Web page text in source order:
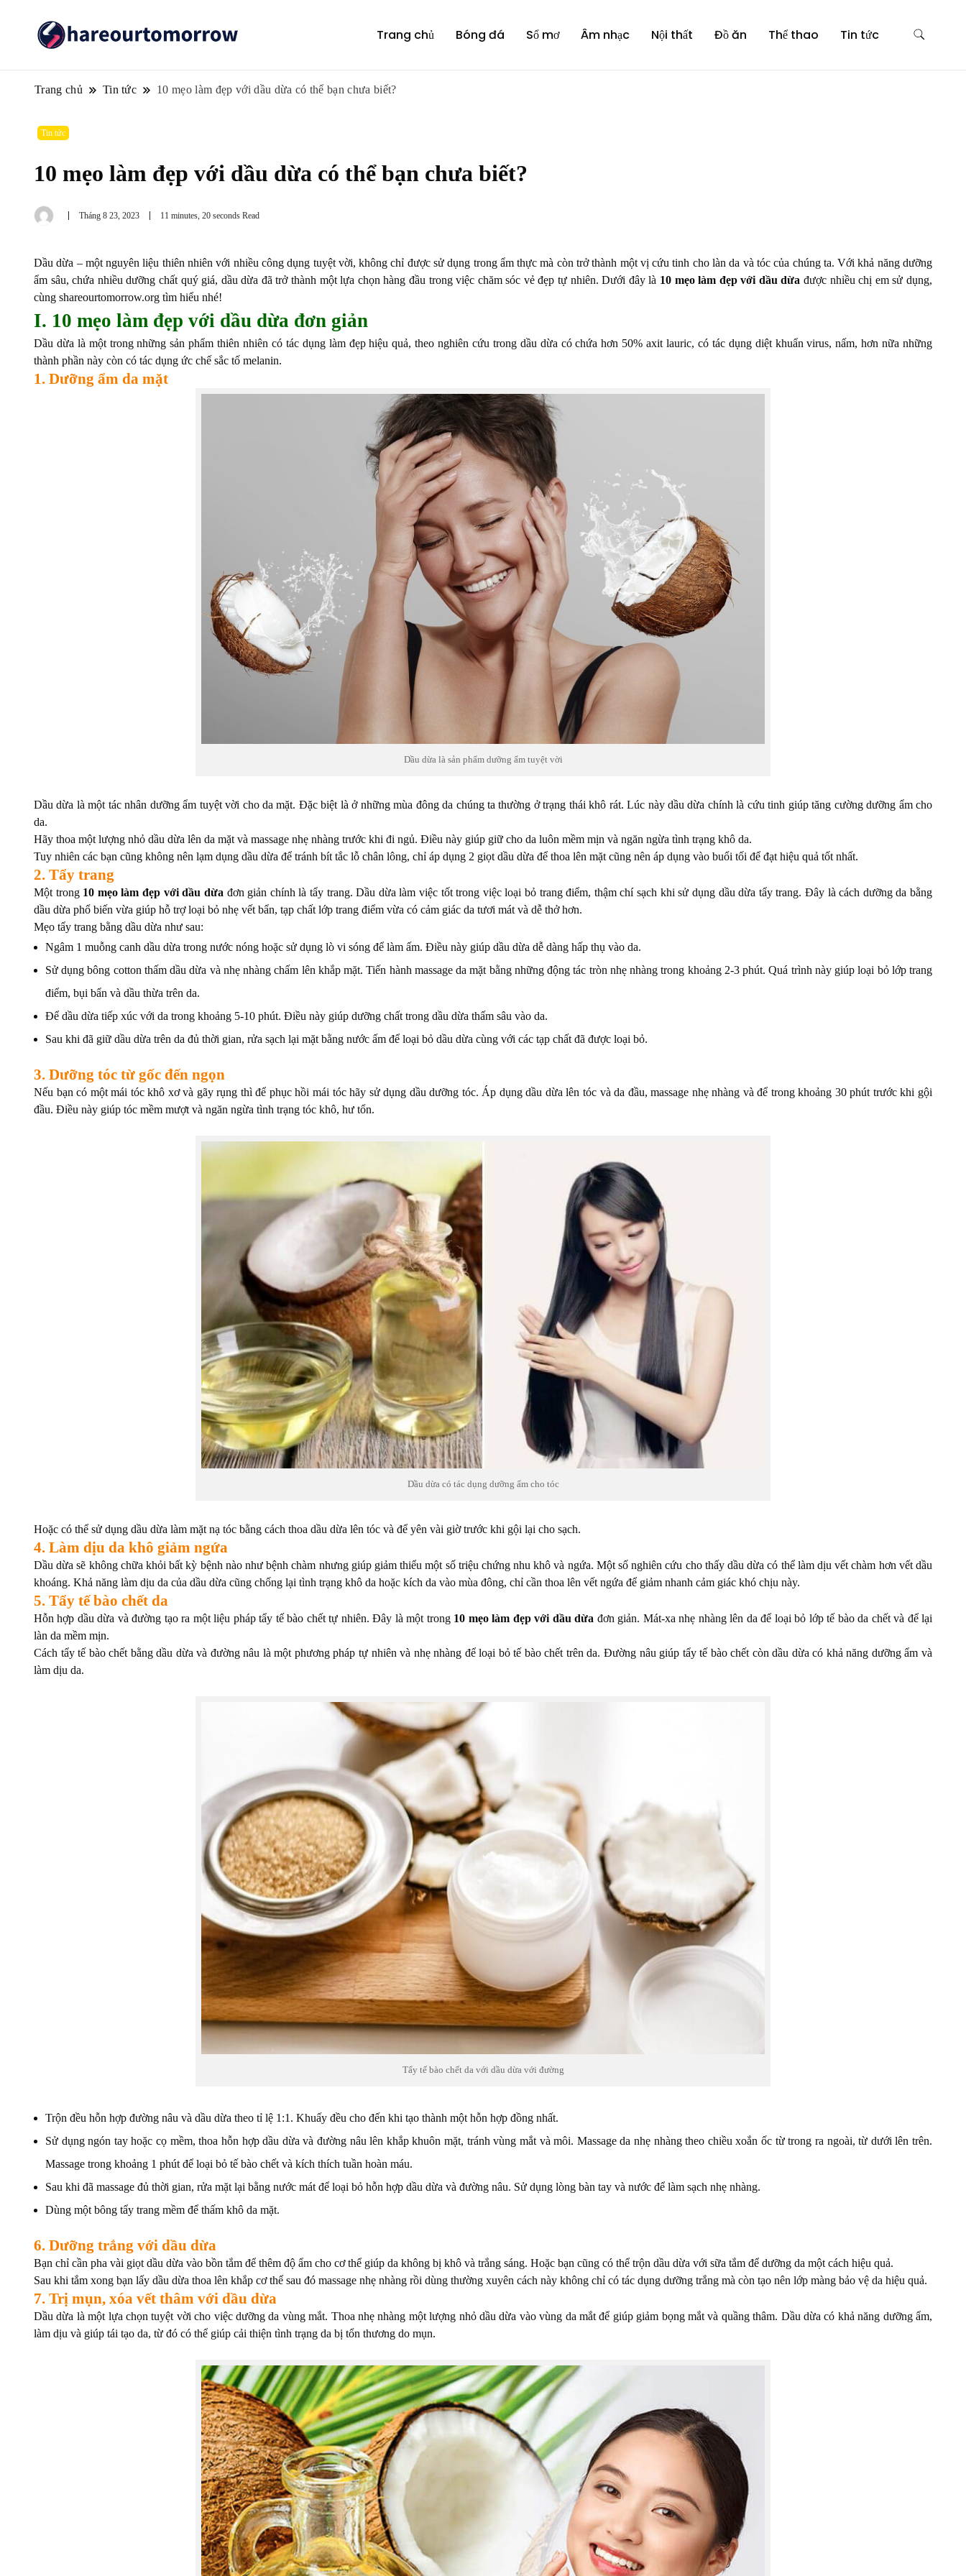
Trang chủ Bóng đá Sổ mơ Âm nhạc Nội thất Đồ ăn Thể thao Tin tức
Trang chủ Tin tức 10 mẹo làm đẹp với dầu dừa có thể bạn chưa biết?
Tin tức
10 mẹo làm đẹp với dầu dừa có thể bạn chưa biết?
Tháng 8 23, 2023 11 minutes, 20 seconds Read
Dầu dừa – một nguyên liệu thiên nhiên với nhiều công dụng tuyệt vời, không chỉ được sử dụng trong ẩm thực mà còn trở thành một vị cứu tinh cho làn da và tóc của chúng ta. Với khả năng dưỡng
ẩm sâu, chứa nhiều dưỡng chất quý giá, dầu dừa đã trở thành một lựa chọn hàng đầu trong việc chăm sóc vẻ đẹp tự nhiên. Dưới đây là 10 mẹo làm đẹp với dầu dừađược nhiều chị em sử dụng,
cùng shareourtomorrow.org tìm hiểu nhé!
I. 10 mẹo làm đẹp với dầu dừa đơn giản
Dầu dừa là một trong những sản phẩm thiên nhiên có tác dụng làm đẹp hiệu quả, theo nghiên cứu trong dầu dừa có chứa hơn 50% axit lauric, có tác dụng diệt khuẩn virus, nấm, hơn nữa những
thành phần này còn có tác dụng ức chế sắc tố melanin.
1. Dưỡng ẩm da mặt
Dầu dừa là sản phẩm dưỡng ẩm tuyệt vời
Dầu dừa là một tác nhân dưỡng ẩm tuyệt vời cho da mặt. Đặc biệt là ở những mùa đông da chúng ta thường ở trạng thái khô rát. Lúc này dầu dừa chính là cứu tinh giúp tăng cường dưỡng ẩm cho
da.
Hãy thoa một lượng nhỏ dầu dừa lên da mặt và massage nhẹ nhàng trước khi đi ngủ. Điều này giúp giữ cho da luôn mềm mịn và ngăn ngừa tình trạng khô da.
Tuy nhiên các bạn cũng không nên lạm dụng dầu dừa để tránh bít tắc lỗ chân lông, chỉ áp dụng 2 giọt dầu dừa để thoa lên mặt cũng nên áp dụng vào buổi tối để đạt hiệu quả tốt nhất.
2. Tẩy trang
Một trong10 mẹo làm đẹp với dầu dừa đơn giản chính là tẩy trang. Dầu dừa làm việc tốt trong việc loại bỏ trang điểm, thậm chí sạch khi sử dụng dầu dừa tẩy trang. Đây là cách dưỡng da bằng
dầu dừa phổ biến vừa giúp hỗ trợ loại bỏ nhẹ vết bẩn, tạp chất lớp trang điểm vừa có cảm giác da tươi mát và dễ thở hơn.
Mẹo tẩy trang bằng dầu dừa như sau:
Ngâm 1 muỗng canh dầu dừa trong nước nóng hoặc sử dụng lò vi sóng để làm ấm. Điều này giúp dầu dừa dễ dàng hấp thụ vào da.
Sử dụng bông cotton thấm dầu dừa và nhẹ nhàng chấm lên khắp mặt. Tiến hành massage da mặt bằng những động tác tròn nhẹ nhàng trong khoảng 2-3 phút. Quá trình này giúp loại bỏ lớp trang
điểm, bụi bẩn và dầu thừa trên da.
Để dầu dừa tiếp xúc với da trong khoảng 5-10 phút. Điều này giúp dưỡng chất trong dầu dừa thấm sâu vào da.
Sau khi đã giữ dầu dừa trên da đủ thời gian, rửa sạch lại mặt bằng nước ấm để loại bỏ dầu dừa cùng với các tạp chất đã được loại bỏ.
3. Dưỡng tóc từ gốc đến ngọn
Nếu bạn có một mái tóc khô xơ và gãy rụng thì để phục hồi mái tóc hãy sử dụng dầu dưỡng tóc. Áp dụng dầu dừa lên tóc và da đầu, massage nhẹ nhàng và để trong khoảng 30 phút trước khi gội
đầu. Điều này giúp tóc mềm mượt và ngăn ngừa tình trạng tóc khô, hư tổn.
Dầu dừa có tác dụng dưỡng ẩm cho tóc
Hoặc có thể sử dụng dầu dừa làm mặt nạ tóc bằng cách thoa dầu dừa lên tóc và để yên vài giờ trước khi gội lại cho sạch.
4. Làm dịu da khô giảm ngứa
Dầu dừa sẽ không chữa khỏi bất kỳ bệnh nào như bệnh chàm nhưng giúp giảm thiểu một số triệu chứng nhu khô và ngứa. Một số nghiên cứu cho thấy dầu dừa có thể làm dịu vết chàm hơn vết dầu
khoáng. Khả năng làm dịu da của dầu dừa cũng chống lại tình trạng khô da hoặc kích da vào mùa đông, chỉ cần thoa lên vết ngứa để giảm nhanh cảm giác khó chịu này.
5. Tẩy tế bào chết da
Hỗn hợp dầu dừa và đường tạo ra một liệu pháp tẩy tế bào chết tự nhiên. Đây là một trong 10 mẹo làm đẹp với dầu dừa đơn giản. Mát-xa nhẹ nhàng lên da để loại bỏ lớp tế bào da chết và để lại
làn da mềm mịn.
Cách tẩy tế bào chết bằng dầu dừa và đường nâu là một phương pháp tự nhiên và nhẹ nhàng để loại bỏ tế bào chết trên da. Đường nâu giúp tẩy tế bào chết còn dầu dừa có khả năng dưỡng ẩm và
làm dịu da.
Tẩy tế bào chết da với dầu dừa với đường
Trộn đều hỗn hợp đường nâu và dầu dừa theo tỉ lệ 1:1. Khuấy đều cho đến khi tạo thành một hỗn hợp đồng nhất.
Sử dụng ngón tay hoặc cọ mềm, thoa hỗn hợp dầu dừa và đường nâu lên khắp khuôn mặt, tránh vùng mắt và môi. Massage da nhẹ nhàng theo chiều xoắn ốc từ trong ra ngoài, từ dưới lên trên.
Massage trong khoảng 1 phút để loại bỏ tế bào chết và kích thích tuần hoàn máu.
Sau khi đã massage đủ thời gian, rửa mặt lại bằng nước mát để loại bỏ hỗn hợp dầu dừa và đường nâu. Sử dụng lòng bàn tay và nước để làm sạch nhẹ nhàng.
Dùng một bông tẩy trang mềm để thấm khô da mặt.
6. Dưỡng trắng với dầu dừa
Bạn chỉ cần pha vài giọt dầu dừa vào bồn tắm để thêm độ ẩm cho cơ thể giúp da không bị khô và trắng sáng. Hoặc bạn cũng có thể trộn dầu dừa với sữa tắm để dưỡng da một cách hiệu quả.
Sau khi tắm xong bạn lấy dầu dừa thoa lên khắp cơ thể sau đó massage nhẹ nhàng rồi dùng thường xuyên cách này không chỉ có tác dụng dưỡng trắng mà còn tạo nên lớp màng bảo vệ da hiệu quả.
7. Trị mụn, xóa vết thâm với dầu dừa
Dầu dừa là một lựa chọn tuyệt vời cho việc dưỡng da vùng mắt. Thoa nhẹ nhàng một lượng nhỏ dầu dừa vào vùng da mắt để giúp giảm bọng mắt và quầng thâm. Dầu dừa có khả năng dưỡng ẩm,
làm dịu và giúp tái tạo da, từ đó có thể giúp cải thiện tình trạng da bị tổn thương do mụn.